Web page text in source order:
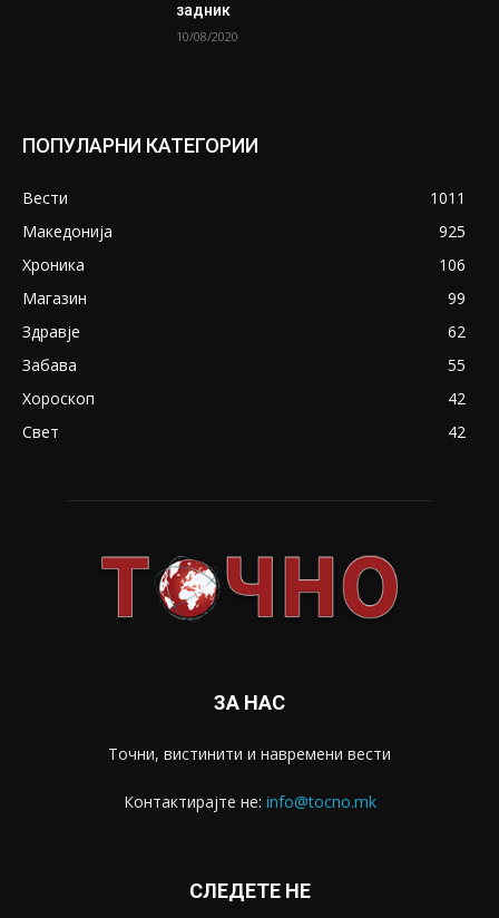
задник
10/08/2020
ПОПУЛАРНИ КАТЕГОРИИ
Вести
1011
Македонија
925
Хроника
106
Магазин
99
Здравје
62
Забава
55
Хороскоп
42
Свет
42
ЗА НАС
Точни, вистинити и навремени вести
Контактирајте не: info@tocno.mk
СЛЕДЕТЕ НЕ